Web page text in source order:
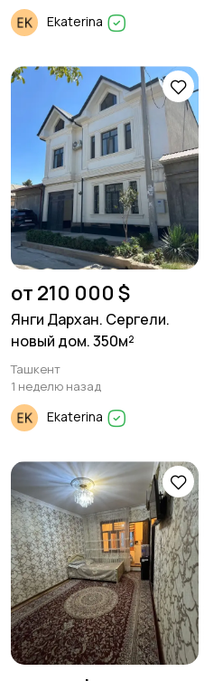
Ekaterina
от 210 000 $
Янги Дархан. Сергели.
новый дом. 350м²
Ташкент
1 неделю назад
Ekaterina